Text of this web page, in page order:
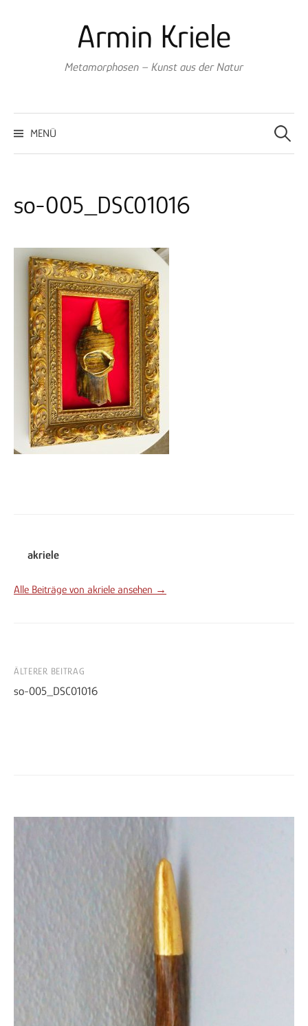
Armin Kriele
Metamorphosen – Kunst aus der Natur
MENÜ
Suche
nach:
so-005_DSC01016
akriele
Alle Beiträge von akriele ansehen →
Beitrags-
Navigation
ÄLTERER BEITRAG
so-005_DSC01016